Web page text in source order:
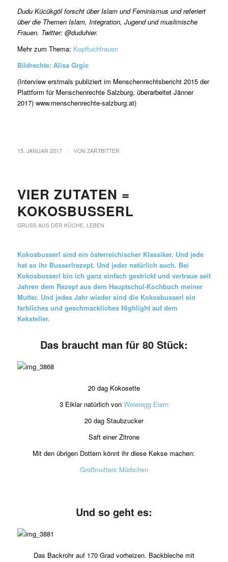
Dudu Kücükgöl forscht über Islam und Feminismus und referiert
über die Themen Islam, Integration, Jugend und muslimische
Frauen. Twitter: @duduhier.
Mehr zum Thema: Kopftuchfrauen
Bildrechte: Alisa Grgic
(Interview erstmals publiziert im Menschenrechtsbericht 2015 der
Plattform für Menschenrechte Salzburg, überarbeitet Jänner
2017) www.menschenrechte-salzburg.at)
15. JANUAR 2017 VON ZARTBITTER
VIER ZUTATEN =
KOKOSBUSSERL
GRUSS AUS DER KÜCHE LEBEN
Kokosbusserl sind ein österreichischer Klassiker. Und jede
hat so ihr Busserlrezept. Und jeder natürlich auch. Bei
Kokosbusserl bin ich ganz einfach gestrickt und vertraue seit
Jahren dem Rezept aus dem Hauptschul-Kochbuch meiner
Mutter. Und jedes Jahr wieder sind die Kokosbusserl ein
farbliches und geschmackliches Highlight auf dem
Keksteller.
Das braucht man für 80 Stück:
20 dag Kokosette
3 Eiklar natürlich von Weieregg Eiern
20 dag Staubzucker
Saft einer Zitrone
Mit den übrigen Dottern könnt ihr diese Kekse machen:
Großmutters Mürbchen
Und so geht es:
Das Backrohr auf 170 Grad vorheizen. Backbleche mit